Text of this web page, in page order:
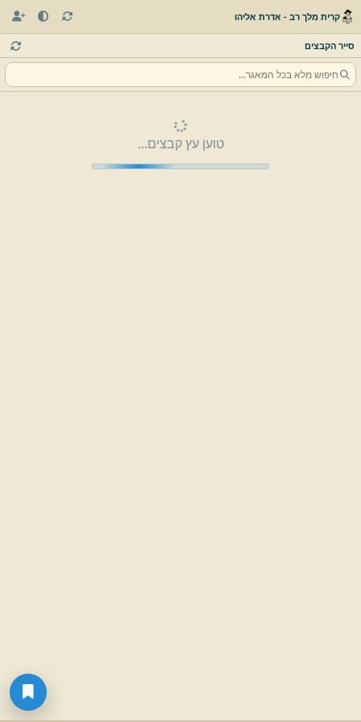
קרית מלך רב - אדרת אליהו
סייר הקבצים
טוען עץ קבצים...